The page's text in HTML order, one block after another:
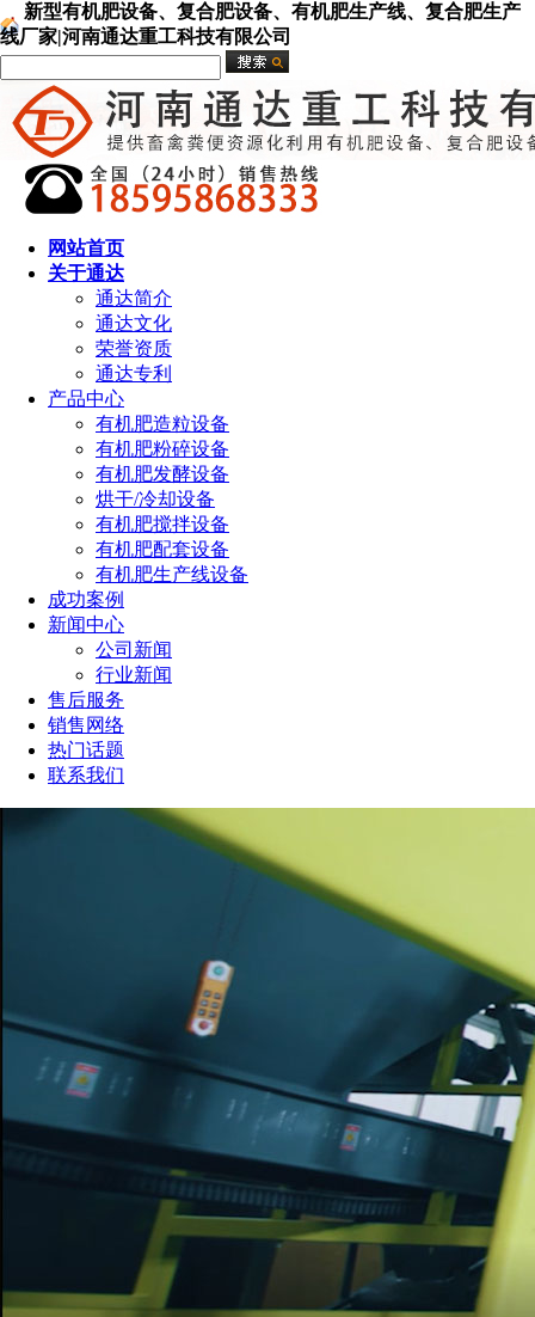
新型有机肥设备、复合肥设备、有机肥生产线、复合肥生产
线厂家|河南通达重工科技有限公司
网站首页
关于通达
通达简介
通达文化
荣誉资质
通达专利
产品中心
有机肥造粒设备
有机肥粉碎设备
有机肥发酵设备
烘干/冷却设备
有机肥搅拌设备
有机肥配套设备
有机肥生产线设备
成功案例
新闻中心
公司新闻
行业新闻
售后服务
销售网络
热门话题
联系我们